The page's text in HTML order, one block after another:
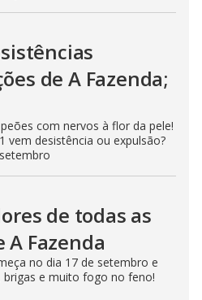
de A Fazenda;
com nervos à flor da pele!
vem desistência ou expulsão?
de todas as
Fazenda
no dia 17 de setembro e
e muito fogo no feno!